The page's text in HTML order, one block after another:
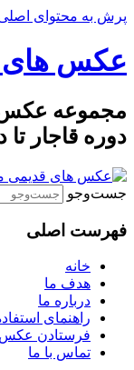
پرش به محتوای
عکس های
مجموعه عکس
دوره قاجار
جست‌وجو
فهرست اصلی
خانه
هدف ما
درباره ما
راهنمای
فرستادن
تماس با ما